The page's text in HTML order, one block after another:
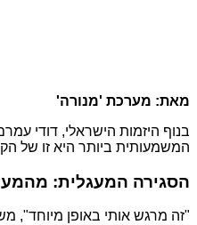
מאת: מערכת 'מנורה'
המשמעותית ביותר היא זו של
הסגירה המעגלית: